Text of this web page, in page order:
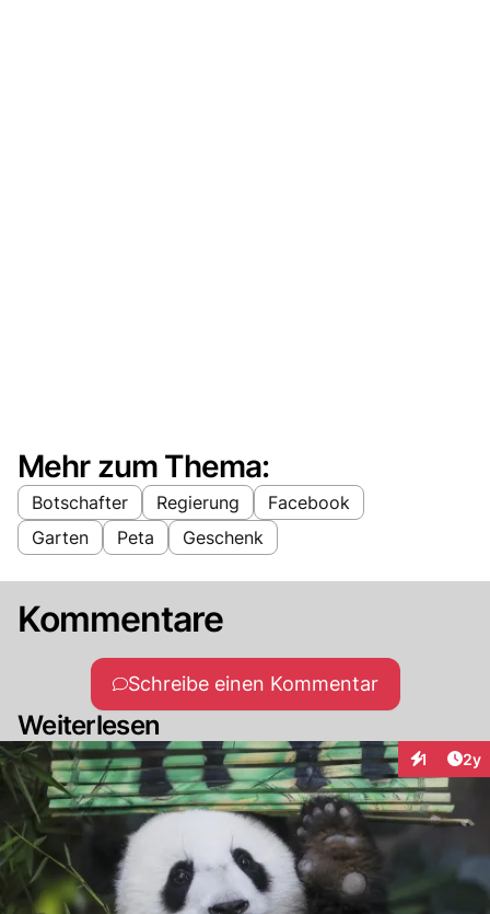
Mehr zum Thema:
Botschafter Regierung
Facebook
Garten
Peta Geschenk
Kommentare
Schreibe einen Kommentar
Weiterlesen
1 2y